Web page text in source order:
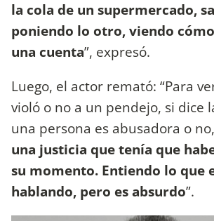
la cola de un supermercado,
poniendo lo otro, viendo
una cuenta”, expresó.
Luego, el actor remató: “Para
violó o no a un pendejo, si dice
una persona es abusadora o no,
una justicia que tenía que
su momento. Entiendo lo que
hablando, pero es absurdo”.